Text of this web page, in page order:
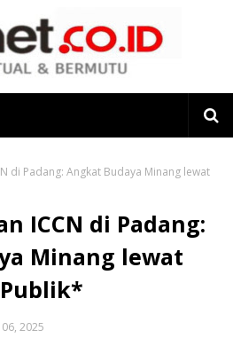
di Padang: Angkat Budaya Minang lewat
ICCN di Padang:
Minang lewat
2025